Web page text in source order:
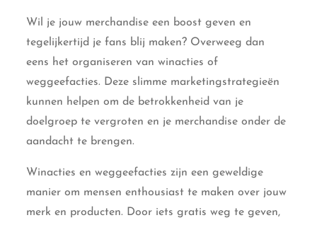
Wil je jouw merchandise een boost geven en
tegelijkertijd je fans blij maken? Overweeg dan
eens het organiseren van winacties of
weggeefacties. Deze slimme marketingstrategieën
kunnen helpen om de betrokkenheid van je
doelgroep te vergroten en je merchandise onder de
aandacht te brengen.
Winacties en weggeefacties zijn een geweldige
manier om mensen enthousiast te maken over jouw
merk en producten. Door iets gratis weg te geven,